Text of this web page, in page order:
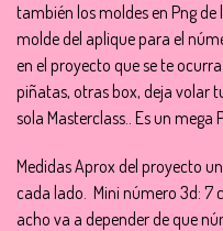
también los moldes en Png
molde del aplique para el
en el proyecto que se te
piñatas, otras box, deja volar
sola Masterclass.. Es un mega
Medidas Aprox del proyecto
cada lado. Mini número 3d: 7
acho va a depender de que